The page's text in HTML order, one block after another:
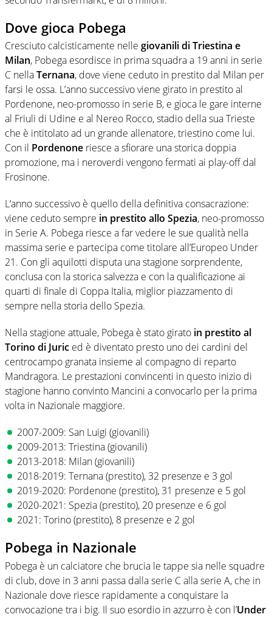
Dove gioca Pobega
Cresciuto calcisticamente nelle giovanili di Triestina e
Milan, Pobega esordisce in prima squadra a 19 anni in serie
C nellaTernana, dove viene ceduto in prestito dal Milan per
farsi le ossa. L’anno successivo viene girato in prestito al
Pordenone, neo-promosso in serie B, e gioca le gare interne
al Friuli di Udine e al Nereo Rocco, stadio della sua Trieste
che è intitolato ad un grande allenatore, triestino come lui.
Con il Pordenone riesce a sfiorare una storica doppia
promozione, ma i neroverdi vengono fermati ai play-off dal
Frosinone.
L‘anno successivo è quello della definitiva consacrazione:
viene ceduto sempre in prestito allo Spezia, neo-promosso
in Serie A. Pobega riesce a far vedere le sue qualità nella
massima serie e partecipa come titolare all’Europeo Under
21. Con gli aquilotti disputa una stagione sorprendente,
conclusa con la storica salvezza e con la qualificazione ai
quarti di finale di Coppa Italia, miglior piazzamento di
sempre nella storia dello Spezia.
Nella stagione attuale, Pobega è stato girato in prestito al
Torino di Juric ed è diventato presto uno dei cardini del
centrocampo granata insieme al compagno di reparto
Mandragora. Le prestazioni convincenti in questo inizio di
stagione hanno convinto Mancini a convocarlo per la prima
volta in Nazionale maggiore.
2007-2009: San Luigi (giovanili)
2009-2013: Triestina (giovanili)
2013-2018: Milan (giovanili)
2018-2019: Ternana (prestito), 32 presenze e 3 gol
2019-2020: Pordenone (prestito), 31 presenze e 5 gol
2020-2021: Spezia (prestito), 20 presenze e 6 gol
2021: Torino (prestito), 8 presenze e 2 gol
Pobega in Nazionale
Pobega è un calciatore che brucia le tappe sia nelle squadre
di club, dove in 3 anni passa dalla serie C alla serie A, che in
Nazionale dove riesce rapidamente a conquistare la
convocazione tra i big. Il suo esordio in azzurro è con l’Under